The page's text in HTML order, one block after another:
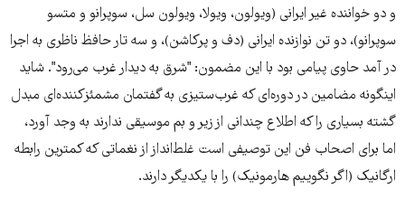
و دو خواننده غیر ایرانی (ویولون، ویولا، ویولون سل، سوپرانو و متسو
سوپرانو)، دو تن نوازنده ایرانی (دف و پرکاشن)، و سه تار حافظ ناظری به اجرا
در آمد حاوی پیامی بود با این مضمون: "شرق به دیدار غرب می‌رود". شاید
اینگونه مضامین در دوره‌ای که غرب‌ستیزی به گفتمان مشمئزکننده‌ای مبدل
گشته بسیاری را که اطلاع چندانی از زیر و بم موسیقی ندارند به وجد آورد،
اما برای اصحاب فن این توصیفی است غلط‌انداز از نغماتی که کمترین رابطه
ارگانیک (اگر نگوییم هارمونیک) را با یکدیگر دارند.